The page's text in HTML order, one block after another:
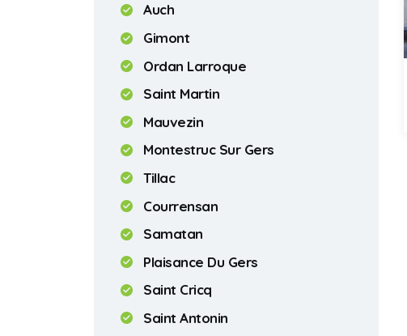
Auch
Gimont
Ordan Larroque
Saint Martin
Mauvezin
Montestruc Sur Gers
Tillac
Courrensan
Samatan
Plaisance Du Gers
Saint Cricq
Saint Antonin